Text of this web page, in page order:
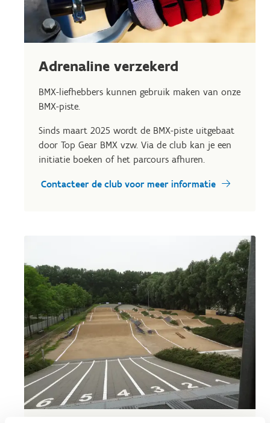
Adrenaline verzekerd
BMX-liefhebbers kunnen gebruik maken van onze
BMX-piste.
Sinds maart 2025 wordt de BMX-piste uitgebaat
door Top Gear BMX vzw. Via de club kan je een
initiatie boeken of het parcours afhuren.
Contacteer de club voor meer informatie